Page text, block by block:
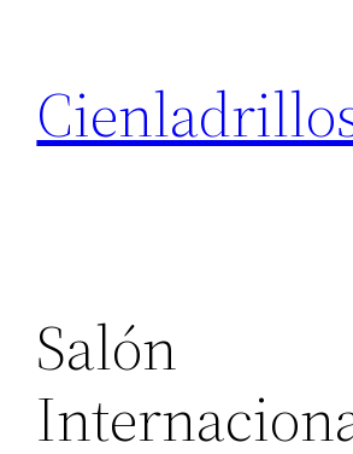
contenido
Salón